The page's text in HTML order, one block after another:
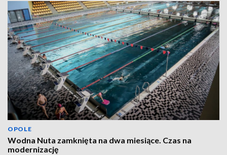
OPOLE
Wodna Nuta zamknięta na dwa miesiące. Czas na
modernizację